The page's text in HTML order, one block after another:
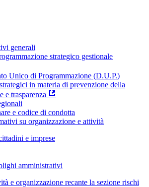
generali
strategico gestionale
Unico di Programmazione (D.U.P.)
in materia di prevenzione della
e trasparenza
e codice di condotta
su organizzazione e attività
e imprese
amministrativi
e organizzazione recante la sezione rischi